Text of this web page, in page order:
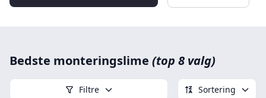
Bedste monteringslime (top 8 valg)
Filtre Sortering